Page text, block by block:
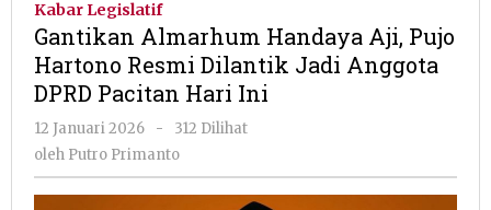
Pujo
Hartono
DPRD
Kabar Legislatif
Gantikan Almarhum Handaya Aji, Pujo
Hartono Resmi Dilantik Jadi Anggota
DPRD Pacitan Hari Ini
12 Januari 2026
oleh
Putro
-
312 Dilihat
oleh Putro Primanto